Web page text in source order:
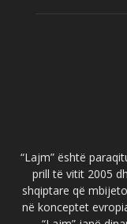
“Lajm” është
prill të vitit 2005
shqiptare që
në konceptet